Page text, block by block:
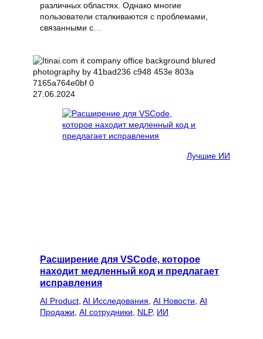
различных областях. Однако многие
пользователи сталкиваются с проблемами,
связанными с…
27.06.2024
Лучшие ИИ
Расширение для VSCode, которое
находит медленный код и предлагает
исправления
AI Product AI Исследования AI Новости AI
Продажи AI сотрудники NLP, ИИ